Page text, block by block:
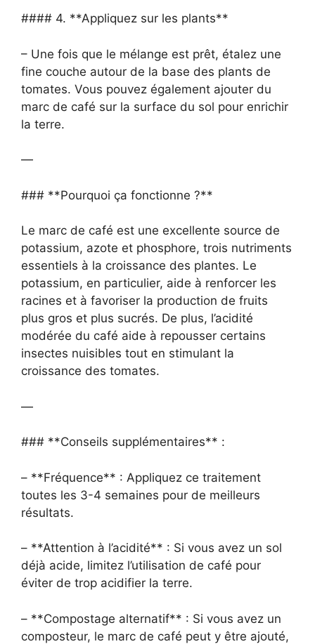
#### 4. **Appliquez sur les plants**
– Une fois que le mélange est prêt, étalez une
fine couche autour de la base des plants de
tomates. Vous pouvez également ajouter du
marc de café sur la surface du sol pour enrichir
la terre.
—
### **Pourquoi ça fonctionne ?**
Le marc de café est une excellente source de
potassium, azote et phosphore, trois nutriments
essentiels à la croissance des plantes. Le
potassium, en particulier, aide à renforcer les
racines et à favoriser la production de fruits
plus gros et plus sucrés. De plus, l’acidité
modérée du café aide à repousser certains
insectes nuisibles tout en stimulant la
croissance des tomates.
—
### **Conseils supplémentaires** :
– **Fréquence** : Appliquez ce traitement
toutes les 3-4 semaines pour de meilleurs
résultats.
– **Attention à l’acidité** : Si vous avez un sol
déjà acide, limitez l’utilisation de café pour
éviter de trop acidifier la terre.
– **Compostage alternatif** : Si vous avez un
composteur, le marc de café peut y être ajouté,